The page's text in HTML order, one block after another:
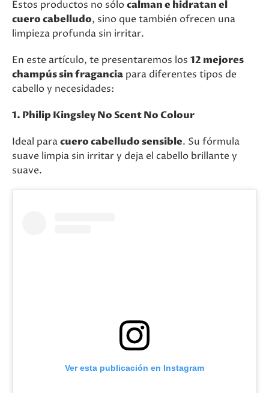
Estos productos no sólocalman e hidratan el
cuero cabelludo, sino que también ofrecen una
limpieza profunda sin irritar.
En este artículo, te presentaremos los 12 mejores
champús sin fragancia para diferentes tipos de
cabello y necesidades:
1. Philip Kingsley No Scent No Colour
Ideal paracuero cabelludo sensible. Su fórmula
suave limpia sin irritar y deja el cabello brillante y
suave.
Ver esta publicación en Instagram